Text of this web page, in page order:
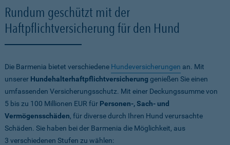
Rundum geschützt mit der
Haftpflichtversicherung für den Hund
Die Barmenia bietet verschiedene Hundeversicherungen an. Mit
unserer Hundehalterhaftpflichtversicherung genießen Sie einen
umfassenden Versicherungsschutz. Mit einer Deckungssumme von
5 bis zu 100 Millionen EUR für Personen-, Sach- und
Vermögensschäden, für diverse durch Ihren Hund verursachte
Schäden. Sie haben bei der Barmenia die Möglichkeit, aus
3 verschiedenen Stufen zu wählen: